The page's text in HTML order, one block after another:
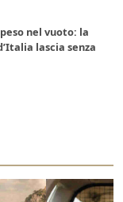
nel vuoto: la
lascia senza